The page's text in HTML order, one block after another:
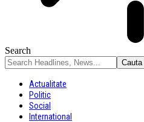
Search
Actualitate
Politic
Social
International